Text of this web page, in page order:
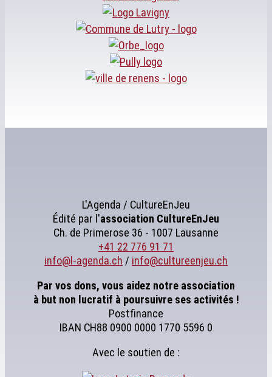
L'Agenda / CultureEnJeu
Édité par l'association CultureEnJeu
Ch. de Primerose 36 - 1007 Lausanne
+41 22 776 91 71
info@l-agenda.ch / info@cultureenjeu.ch
Par vos dons, vous aidez notre association
à but non lucratif à poursuivre ses activités !
Postfinance
IBAN CH88 0900 0000 1770 5596 0
Avec le soutien de :